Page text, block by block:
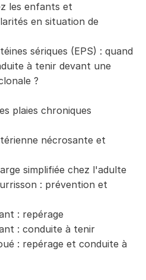
les enfants et
en situation de
sériques (EPS) : quand
à tenir devant une
?
plaies chroniques
nécrosante et
simplifiée chez l'adulte
: prévention et
: repérage
: conduite à tenir
: repérage et conduite à